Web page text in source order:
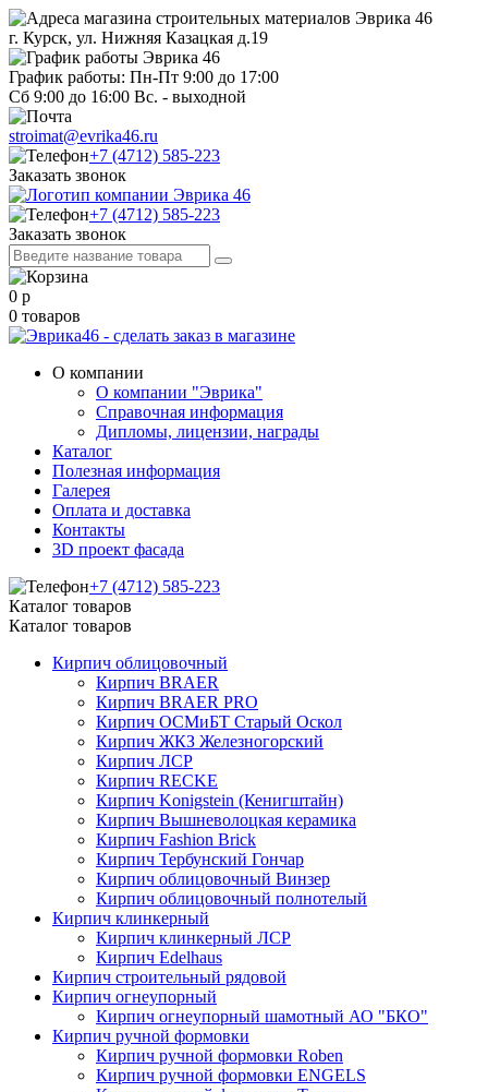
г. Курск, ул. Нижняя Казацкая д.19
График работы: Пн-Пт 9:00 до 17:00
Сб 9:00 до 16:00 Вс. - выходной
stroimat@evrika46.ru
+7 (4712) 585-223
Заказать звонок
+7 (4712) 585-223
Заказать звонок
0 р
0 товаров
О компании
О компании "Эврика"
Справочная информация
Дипломы, лицензии, награды
Каталог
Полезная информация
Галерея
Оплата и доставка
Контакты
3D проект фасада
+7 (4712) 585-223
Каталог товаров
Каталог товаров
Кирпич облицовочный
Кирпич BRAER
Кирпич BRAER PRO
Кирпич ОСМиБТ Старый Оскол
Кирпич ЖКЗ Железногорский
Кирпич ЛСР
Кирпич RECKE
Кирпич Konigstein (Кенигштайн)
Кирпич Вышневолоцкая керамика
Кирпич Fashion Brick
Кирпич Тербунский Гончар
Кирпич облицовочный Винзер
Кирпич облицовочный полнотелый
Кирпич клинкерный
Кирпич клинкерный ЛСР
Кирпич Edelhaus
Кирпич строительный рядовой
Кирпич огнеупорный
Кирпич огнеупорный шамотный АО "БКО"
Кирпич ручной формовки
Кирпич ручной формовки Roben
Кирпич ручной формовки ENGELS